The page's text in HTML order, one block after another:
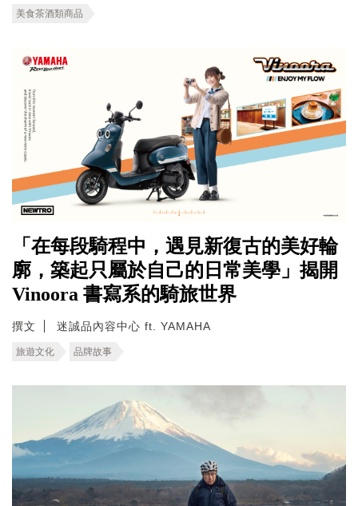
美食茶酒類商品
「在每段騎程中，遇見新復古的美好輪
廓，築起只屬於自己的日常美學」揭開
Vinoora 書寫系的騎旅世界
撰文 迷誠品內容中心 ft. YAMAHA
旅遊文化 品牌故事